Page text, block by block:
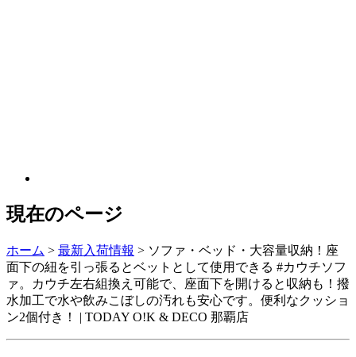
現在のページ
ホーム > 最新入荷情報 > ソファ・ベッド・大容量収納！座
面下の紐を引っ張るとベットとして使用できる #カウチソフ
ァ。カウチ左右組換え可能で、座面下を開けると収納も！撥
水加工で水や飲みこぼしの汚れも安心です。便利なクッショ
ン2個付き！ | TODAY O!K & DECO 那覇店